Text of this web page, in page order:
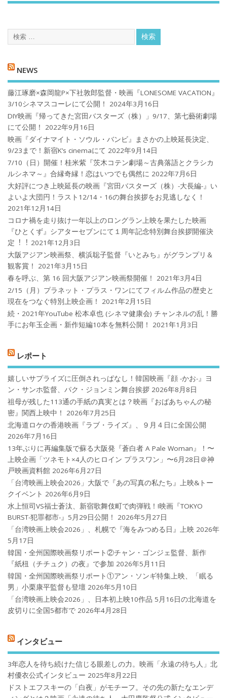
NEWS
藤江琢磨×森岡龍P×下社敦郎監督・映画『LONESOME VACATION』
3/10シネマスコーレにて公開！
2024年3月16日
DIY映画『帰ってきた宮田バスターズ（株）」9/17、第七藝術劇場
にて公開！
2022年9月16日
映画『ダイナマイト・ソウル・バンビ』まさかの上映延長決定、
9/23まで！新宿K’s cinemaにて 2022年9月14日
7/10（日）開催！桂米紫『茨木コテン劇場～古典落語とクラシカ
ルシネマ～』合縁奇縁！恋はいつでも偶然に 2022年7月6日
大好評につき上映延長の映画『宮田バスターズ（株）-大長編-』い
よいよ大団円！ラスト12/14・16の舞台挨拶をお見逃しなく！
2021年12月14日
コロナ禍を⾛り抜け⼀年以上のロングラン上映を果たした映画
『ひとくず』シアターセブンにて１周年記念特別舞台挨拶開催決
定︕︕ 2021年12月3日
大阪アジアン映画祭、横浜聡子監督『いとみち』がグランプリ＆
観客賞！
2021年3月15日
春を呼ぶ、第 16 回大阪アジアン映画祭開催！
2021年3月4日
2/15（月）プラネット・プラス・ワンにてフィルム作品の歴史と
現在をつなぐ特別上映企画！
2021年2月15日
続・2021年YouTube 松本卓也 (シネマ健康会) チャンネルの乱！勝
手にお年玉企画・新作短編10本を無料公開！
2021年1月3日
レポート
嬉しいサプライズに圧倒されっぱなし！韓国映画『顔 -かお-』ヨ
ン・サンホ監督、パク・ジョンミン舞台挨拶 2026年8月8日
祖母が残した113通の手紙の真実とは？映画『おばあちゃんの秘
密』関西上映中！
2026年7月25日
北海道ロケの香港映画『ラブ・ライズ』、９月４日に全国公開
2026年7月16日
13年ぶりに再編集版で蘇る大阪発『蒼白者 A Pale Woman』！〜
上映企画「ツネモト×4人のヒロイン プラスワン」〜6月28日＠神
戸映画資料館 2026年6月27日
「台湾映画上映会2026」大阪で『あの写真の私たち』上映&トー
クイベント 2026年6月9日
水上恒司VS福士蒼汰、新宿歌舞伎町で肉弾戦！!映画『TOKYO
BURST-犯罪都市-』5月29日公開！
2026年5月27日
「台湾映画上映会2026」、札幌で『海をみつめる日』上映 2026年
5月17日
韓国・全州国際映画祭リポート②チャン・ゴンジェ監督、新作
『紙杻（チチュク）の夜』で参加 2026年5月11日
韓国・全州国際映画祭リポート①アン・ソンギ特集上映、「眠る
男」小栗康平監督も登壇 2026年5月10日
「台湾映画上映会2026」、日本初上映10作品 5月16日の北海道を
皮切りに全国5都市で 2026年4月28日
インタビュー
3年恋人を待ち続けた信じる眼差しの力。映画「永遠の待ち人」北
村優衣公式インタビュー 2025年8月22日
ドストエフスキーの「白夜」がモチーフ。その先の新たなエンデ